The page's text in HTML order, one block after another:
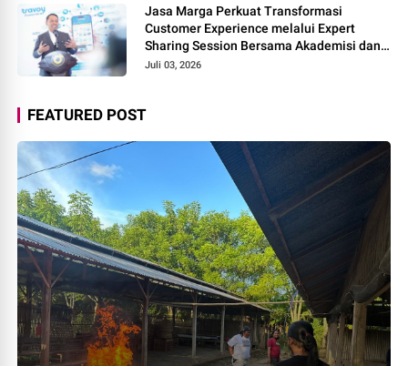
Jasa Marga Perkuat Transformasi
Customer Experience melalui Expert
Sharing Session Bersama Akademisi dan
Praktisi
Juli 03, 2026
FEATURED POST